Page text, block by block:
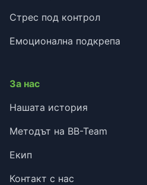
Стрес под контрол
Емоционална подкрепа
За нас
Нашата история
Методът на BB-Team
Екип
Контакт с нас